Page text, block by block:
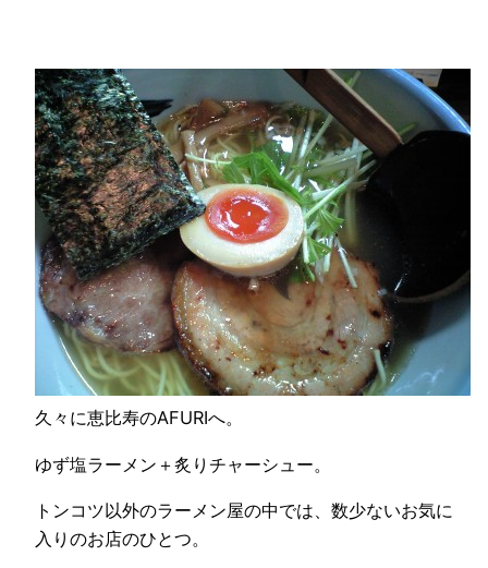
久々に恵比寿のAFURIへ。
ゆず塩ラーメン＋炙りチャーシュー。
トンコツ以外のラーメン屋の中では、数少ないお気に
入りのお店のひとつ。